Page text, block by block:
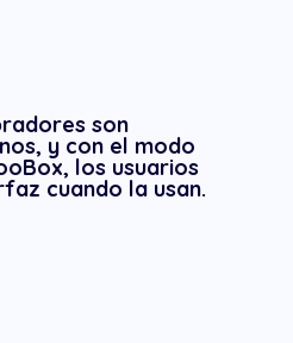
son
y con el modo
los usuarios
cuando la usan.